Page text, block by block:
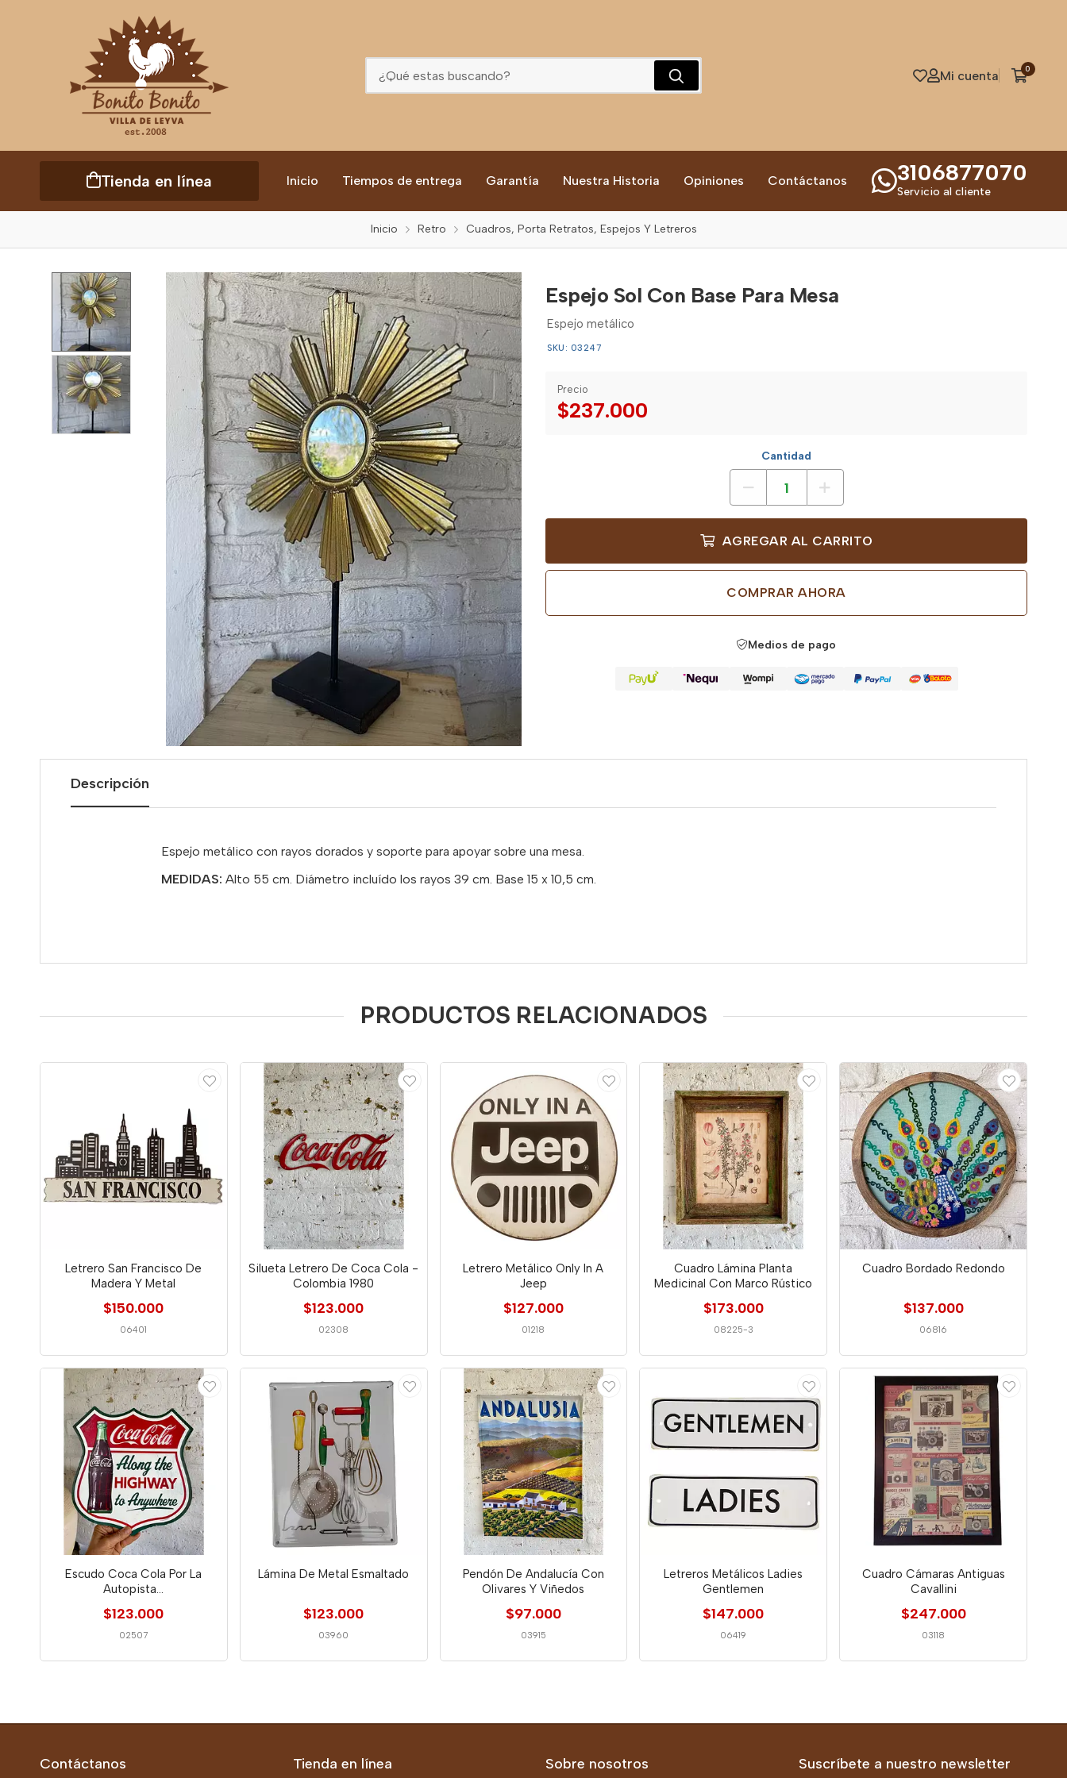
Mi cuenta 0
Tienda en línea Inicio Tiempos de entrega Garantía Nuestra Historia Opiniones Contáctanos 3106877070
Servicio al cliente
Inicio Retro Cuadros, Porta Retratos, Espejos Y Letreros
Espejo Sol Con Base Para Mesa
Espejo metálico
SKU: 03247
Precio
$237.000
Cantidad
AGREGAR AL CARRITO
COMPRAR AHORA
Medios de pago
Descripción
Espejo metálico con rayos dorados y soporte para apoyar sobre una mesa.
MEDIDAS:Alto 55 cm. Diámetro incluído los rayos 39 cm. Base 15 x 10,5 cm.
PRODUCTOS RELACIONADOS
Letrero San Francisco De
Madera Y Metal
$150.000
06401
Silueta Letrero De Coca Cola -
Colombia 1980
$123.000
02308
Letrero Metálico Only In A
Jeep
$127.000
01218
Cuadro Lámina Planta
Medicinal Con Marco Rústico
$173.000
08225-3
Cuadro Bordado Redondo
$137.000
06816
Escudo Coca Cola Por La
Autopista...
$123.000
02507
Lámina De Metal Esmaltado
$123.000
03960
Pendón De Andalucía Con
Olivares Y Viñedos
$97.000
03915
Letreros Metálicos Ladies
Gentlemen
$147.000
06419
Cuadro Cámaras Antiguas
Cavallini
$247.000
03118
Contáctanos Tienda en línea Sobre nosotros Suscríbete a nuestro newsletter